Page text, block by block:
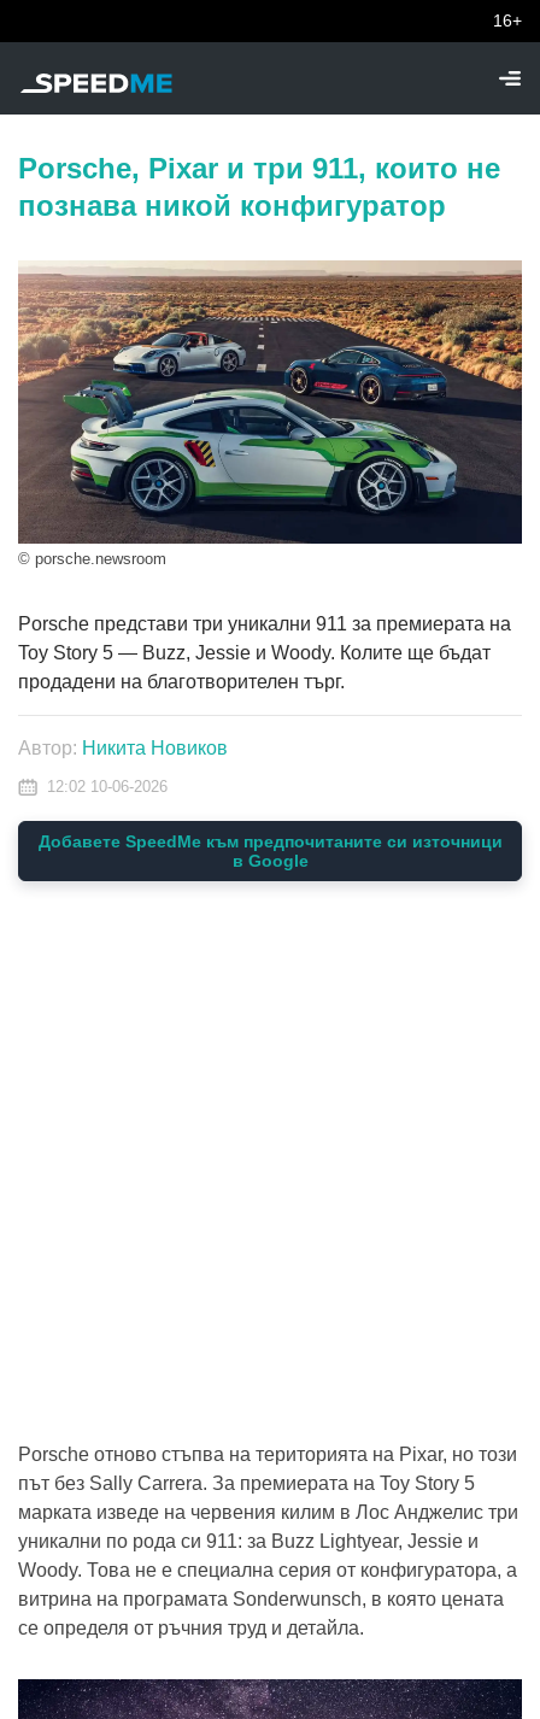
16+
Porsche, Pixar и три 911, които не
познава никой конфигуратор
© porsche.newsroom
Porsche представи три уникални 911 за премиерата на
Toy Story 5 — Buzz, Jessie и Woody. Колите ще бъдат
продадени на благотворителен търг.
Автор: Никита Новиков
12:02 10-06-2026
Добавете SpeedMe към предпочитаните си източници
в Google
Porsche отново стъпва на територията на Pixar, но този
път без Sally Carrera. За премиерата на Toy Story 5
марката изведе на червения килим в Лос Анджелис три
уникални по рода си 911: за Buzz Lightyear, Jessie и
Woody. Това не е специална серия от конфигуратора, а
витрина на програмата Sonderwunsch, в която цената
се определя от ръчния труд и детайла.